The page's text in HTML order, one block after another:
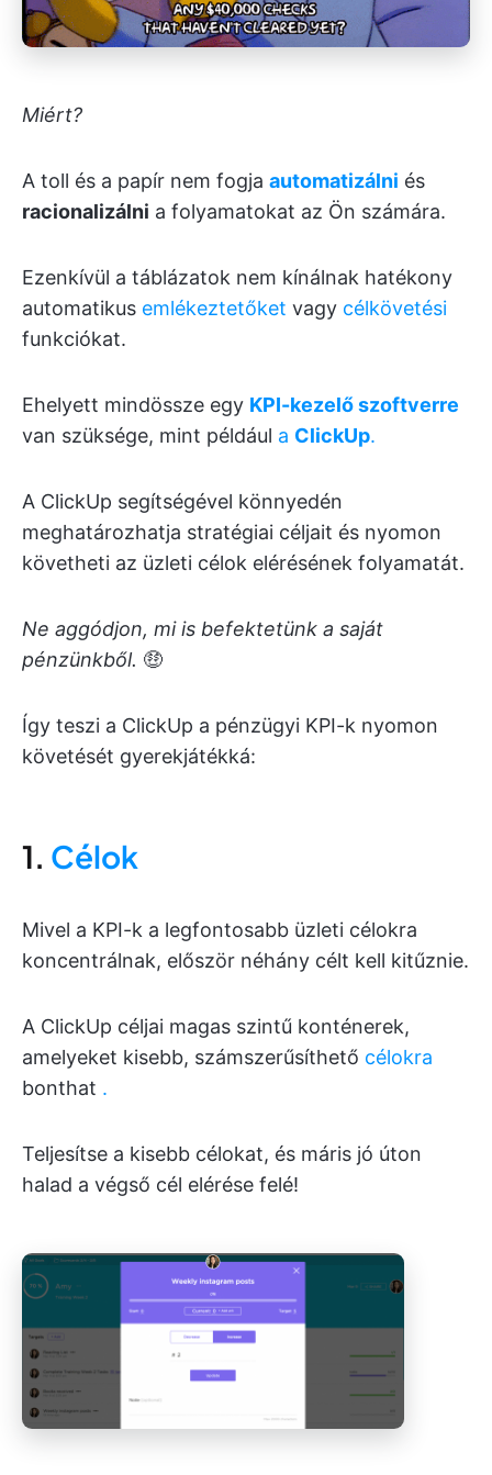
Miért?
A toll és a papír nem fogja automatizálni és
racionalizálni a folyamatokat az Ön számára.
Ezenkívül a táblázatok nem kínálnak hatékony
automatikus emlékeztetőket vagy célkövetési
funkciókat.
Ehelyett mindössze egy KPI-kezelő szoftverre
van szüksége, mint például a ClickUp.
A ClickUp segítségével könnyedén
meghatározhatja stratégiai céljait és nyomon
követheti az üzleti célok elérésének folyamatát.
Ne aggódjon, mi is befektetünk a saját
pénzünkből. 🤑
Így teszi a ClickUp a pénzügyi KPI-k nyomon
követését gyerekjátékká:
1. Célok
Mivel a KPI-k a legfontosabb üzleti célokra
koncentrálnak, először néhány célt kell kitűznie.
A ClickUp céljai magas szintű konténerek,
amelyeket kisebb, számszerűsíthető célokra
bonthat .
Teljesítse a kisebb célokat, és máris jó úton
halad a végső cél elérése felé!